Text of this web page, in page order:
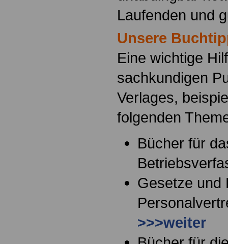
Laufenden und
Unsere
Eine wichtige
sachkundigen
Verlages,
folgenden
Bücher für
Gesetze und
>>>weiter